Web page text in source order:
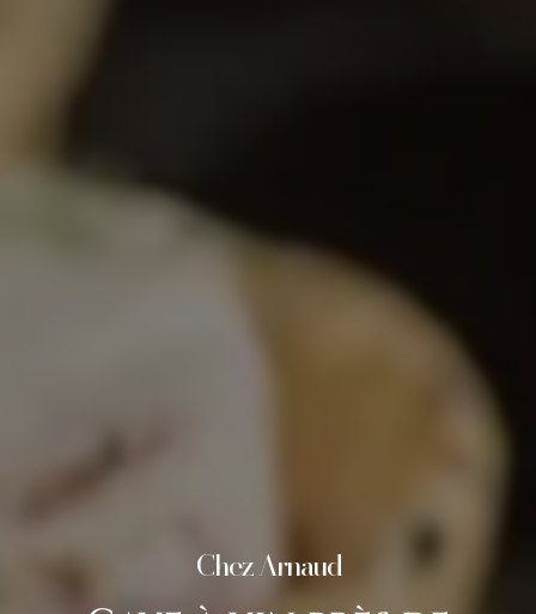
Chez Arnaud